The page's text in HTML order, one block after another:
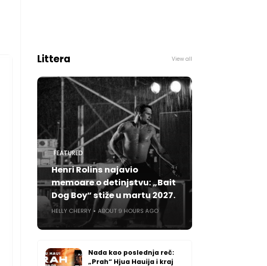
Littera View all
FEATURED
Henri Rolins najavio
memoare o detinjstvu: „Bait
Dog Boy“ stiže u martu 2027.
HELLY CHERRY ABOUT 9 HOURS AGO
Nada kao poslednja reč:
„Prah“ Hjua Hauija i kraj